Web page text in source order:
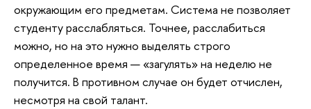
окружающим его предметам. Система не позволяет
студенту расслабляться. Точнее, расслабиться
можно, но на это нужно выделять строго
определенное время — «загулять» на неделю не
получится. В противном случае он будет отчислен,
несмотря на свой талант.